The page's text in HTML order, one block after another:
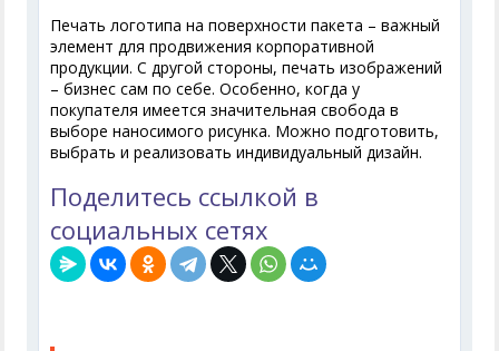
Печать логотипа на поверхности пакета – важный
элемент для продвижения корпоративной
продукции. С другой стороны, печать изображений
– бизнес сам по себе. Особенно, когда у
покупателя имеется значительная свобода в
выборе наносимого рисунка. Можно подготовить,
выбрать и реализовать индивидуальный дизайн.
Поделитесь ссылкой в
социальных сетях